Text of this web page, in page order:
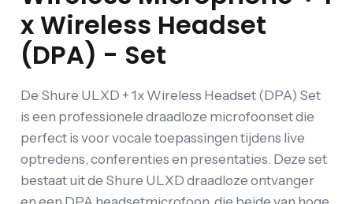
x Wireless Headset
(DPA) - Set
De Shure ULXD + 1x Wireless Headset (DPA) Set
is een professionele draadloze microfoonset die
perfect is voor vocale toepassingen tijdens live
optredens, conferenties en presentaties. Deze set
bestaat uit de Shure ULXD draadloze ontvanger